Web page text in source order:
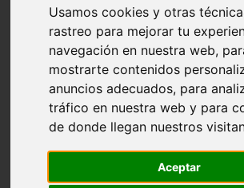
Usamos cookies y otras
rastreo para mejorar tu
navegación en nuestra web,
mostrarte contenidos
anuncios adecuados, para
tráfico en nuestra web y para
de donde llegan nuestros
Aceptar
Granada - monachil
Huesca - isábena
Huesca - alquézar
Huesca - castejón-de-sos
Sevilla - marinaleda
Córdoba - almedinilla
Navarra - zangoza
Cantabria - arenas-de-iguña
Barcelona - la-pobla-de-lillet
Las-palmas - yaiza